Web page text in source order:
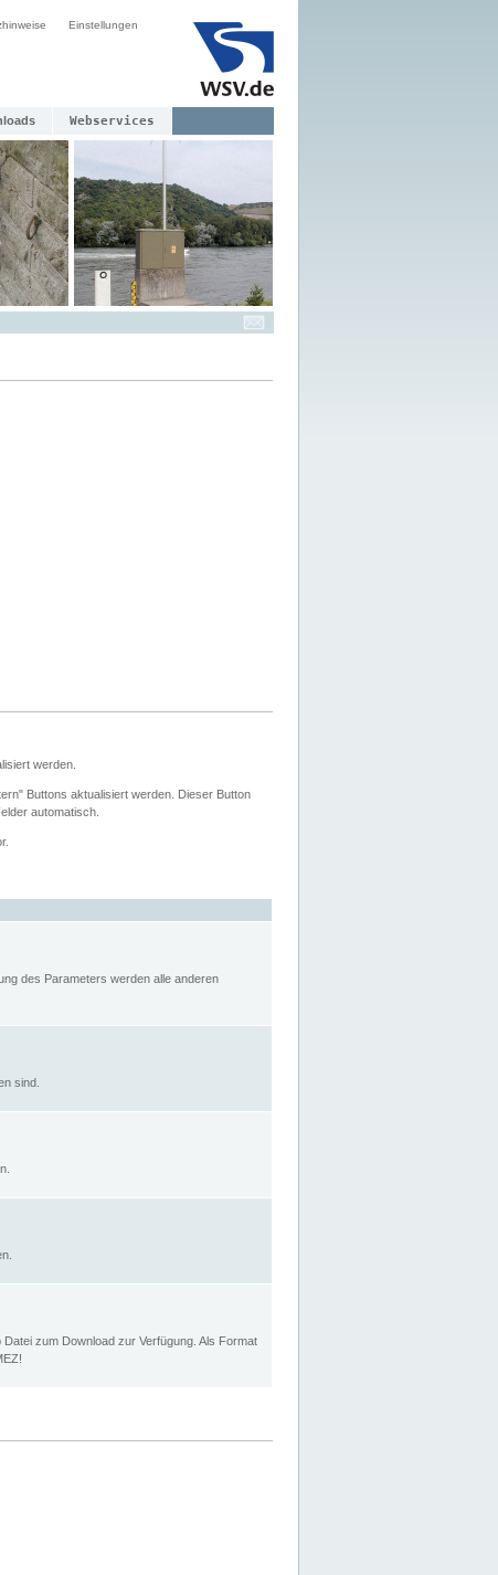
Einstellungen
Webservices
werden.
Buttons aktualisiert werden. Dieser Button
automatisch.
des Parameters werden alle anderen
sind.
zum Download zur Verfügung. Als Format